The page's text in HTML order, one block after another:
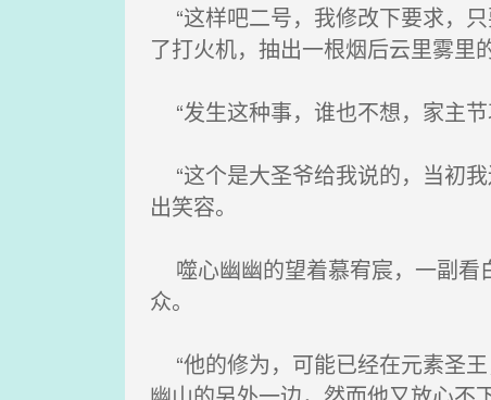
“这样吧二号，我修改下要求，
了打火机，抽出一根烟后云里雾里
“发生这种事，谁也不想，家主节
“这个是大圣爷给我说的，当初
出笑容。
噬心幽幽的望着慕宥宸，一副看
众。
“他的修为，可能已经在元素圣